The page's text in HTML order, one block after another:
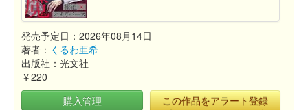
発売予定日：2026年08月14日
著者： くるわ亜希
出版社：光文社
￥220
購入管理
この作品をアラート登録